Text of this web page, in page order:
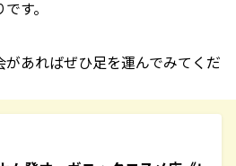
す。
あればぜひ足を運んでみてくだ